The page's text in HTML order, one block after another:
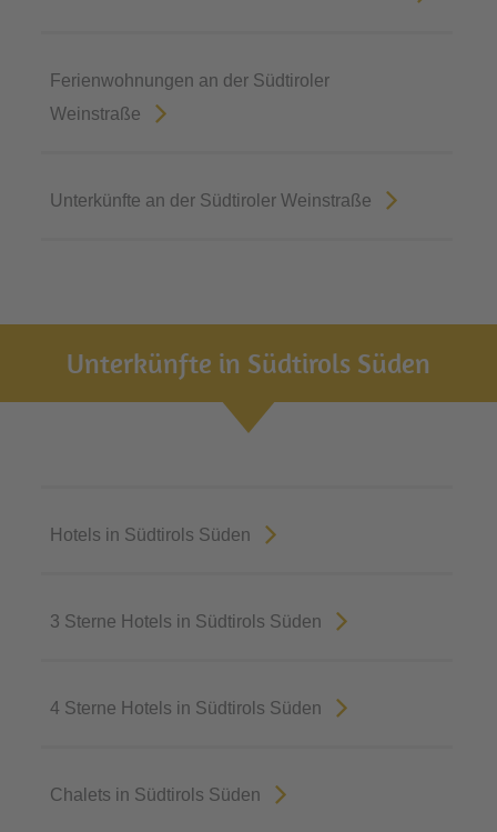
Ferienwohnungen an der Südtiroler
Weinstraße
Unterkünfte an der Südtiroler Weinstraße
Unterkünfte in Südtirols Süden
Hotels in Südtirols Süden
3 Sterne Hotels in Südtirols Süden
4 Sterne Hotels in Südtirols Süden
Chalets in Südtirols Süden